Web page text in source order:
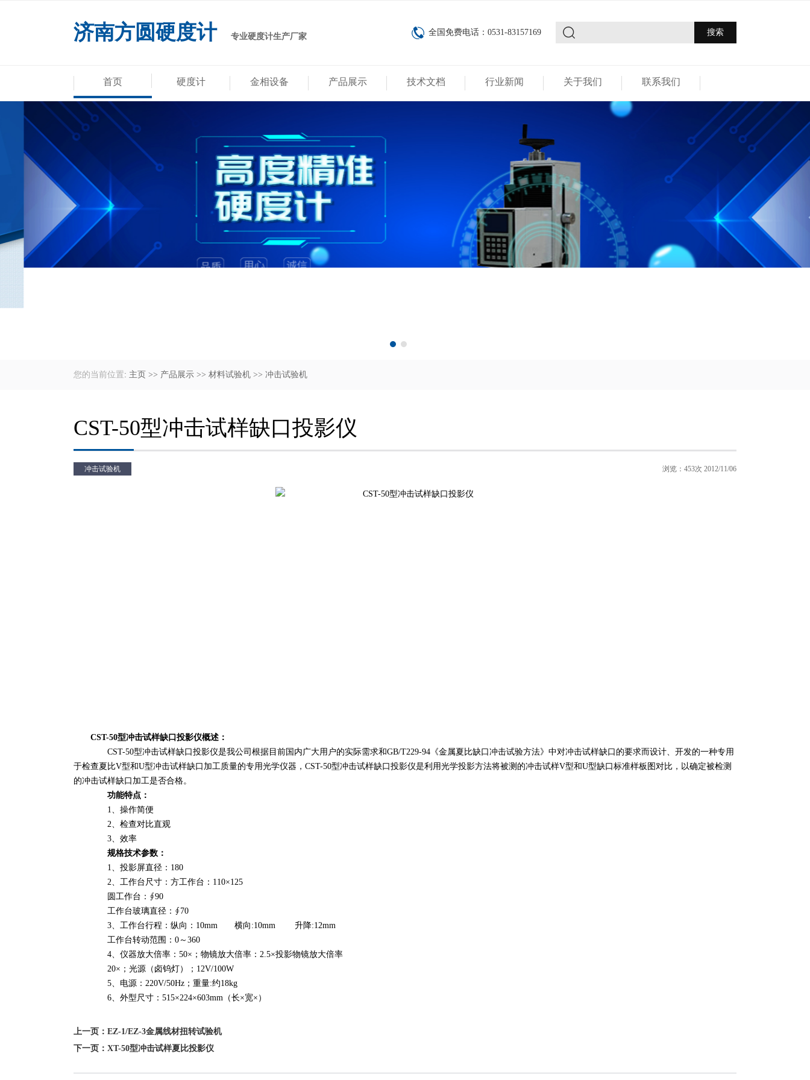
济南方圆硬度计 专业硬度计生产厂家 全国免费电话：0531-83157169
首页 硬度计 金相设备 产品展示 技术文档 行业新闻 关于我们 联系我们
您的当前位置: 主页 >> 产品展示 >> 材料试验机 >> 冲击试验机
CST-50型冲击试样缺口投影仪
冲击试验机 浏览：453次 2012/11/06
CST-50型冲击试样缺口投影仪概述：
CST-50型冲击试样缺口投影仪是我公司根据目前国内广大用户的实际需求和GB/T229-94《金属夏比缺口冲击试验方法》中对冲击试样缺口的要求而设计、开发的一种专用
于检查夏比V型和U型冲击试样缺口加工质量的专用光学仪器，CST-50型冲击试样缺口投影仪是利用光学投影方法将被测的冲击试样V型和U型缺口标准样板图对比，以确定被检测
的冲击试样缺口加工是否合格。
功能特点：
1、操作简便
2、检查对比直观
3、效率
规格技术参数：
1、投影屏直径：180
2、工作台尺寸：方工作台：110×125
圆工作台：∮90
工作台玻璃直径：∮70
3、工作台行程：纵向：10mm 横向:10mm 升降:12mm
工作台转动范围：0～360
4、仪器放大倍率：50×；物镜放大倍率：2.5×投影物镜放大倍率
20×；光源（卤钨灯）；12V/100W
5、电源：220V/50Hz；重量:约18kg
6、外型尺寸：515×224×603mm（长×宽×）
上一页： EZ-1/EZ-3金属线材扭转试验机
下一页： XT-50型冲击试样夏比投影仪